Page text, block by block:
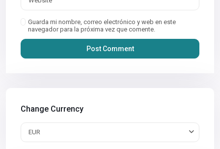
Guarda mi nombre, correo electrónico y web en este
navegador para la próxima vez que comente.
Change Currency
EUR